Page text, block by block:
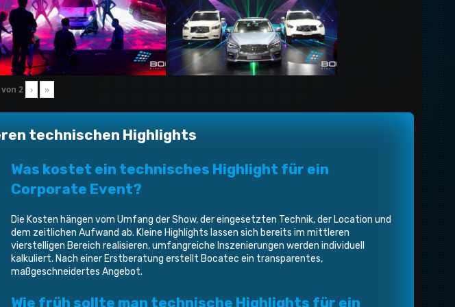
von 2 › »
technischen Highlights
Was kostet ein technisches Highlight für ein
Corporate Event?
Die Kosten hängen vom Umfang der Show, der eingesetzten Technik, der Location und
dem zeitlichen Aufwand ab. Kleine Highlights lassen sich bereits im mittleren
vierstelligen Bereich realisieren, umfangreiche Inszenierungen werden individuell
kalkuliert. Nach einer Erstberatung erstellt Bocatec ein transparentes,
maßgeschneidertes Angebot.
Wie früh sollte man technische Highlights für ein